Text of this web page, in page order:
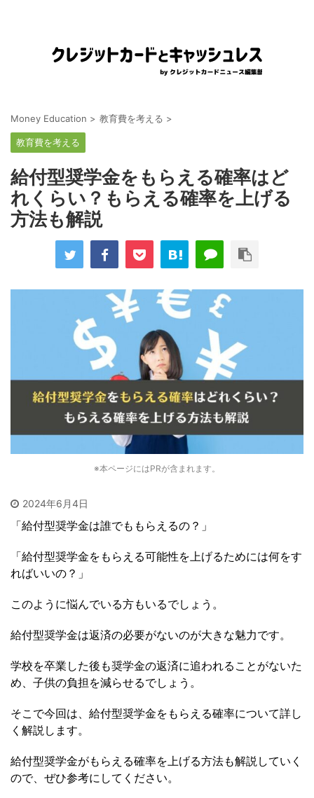
Money Education > 教育費を考える >
教育費を考える
給付型奨学金をもらえる確率はど
れくらい？もらえる確率を上げる
方法も解説
※本ページにはPRが含まれます。
2024年6月4日
「給付型奨学金は誰でももらえるの？」
「給付型奨学金をもらえる可能性を上げるためには何をす
ればいいの？」
このように悩んでいる方もいるでしょう。
給付型奨学金は返済の必要がないのが大きな魅力です。
学校を卒業した後も奨学金の返済に追われることがないた
め、子供の負担を減らせるでしょう。
そこで今回は、給付型奨学金をもらえる確率について詳し
く解説します。
給付型奨学金がもらえる確率を上げる方法も解説していく
ので、ぜひ参考にしてください。